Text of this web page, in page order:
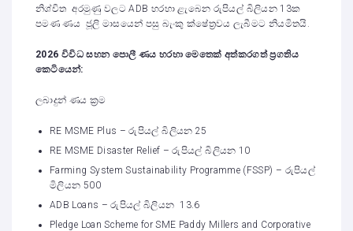
නිශ්චිත අරමුණු වලට ADB හරහා ළැබෙන රුපියල් බිලියන 13ක
පමණ ණය ජූලි මාසයෙන් පසු බැංකු ක්ෂේත්‍රවය ලැබීමට නියමිතයි.
2026 විවිධ සහන පොලී ණය හරහා මෙතෙක් අත්කරගත් ප්‍රගතිය
කෙටියෙන්:
ලබාදුන් ණය ක්‍රම
RE MSME Plus – රුපියල් බිලියන 25
RE MSME Disaster Relief – රුපියල් බිලියන 10
Farming System Sustainability Programme (FSSP) – රුපියල්
මිලියන 500
ADB Loans – රුපියල් බිලියන 13.6
Pledge Loan Scheme for SME Paddy Millers and Corporative